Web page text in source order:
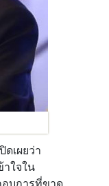
เผยว่า
ใจใน